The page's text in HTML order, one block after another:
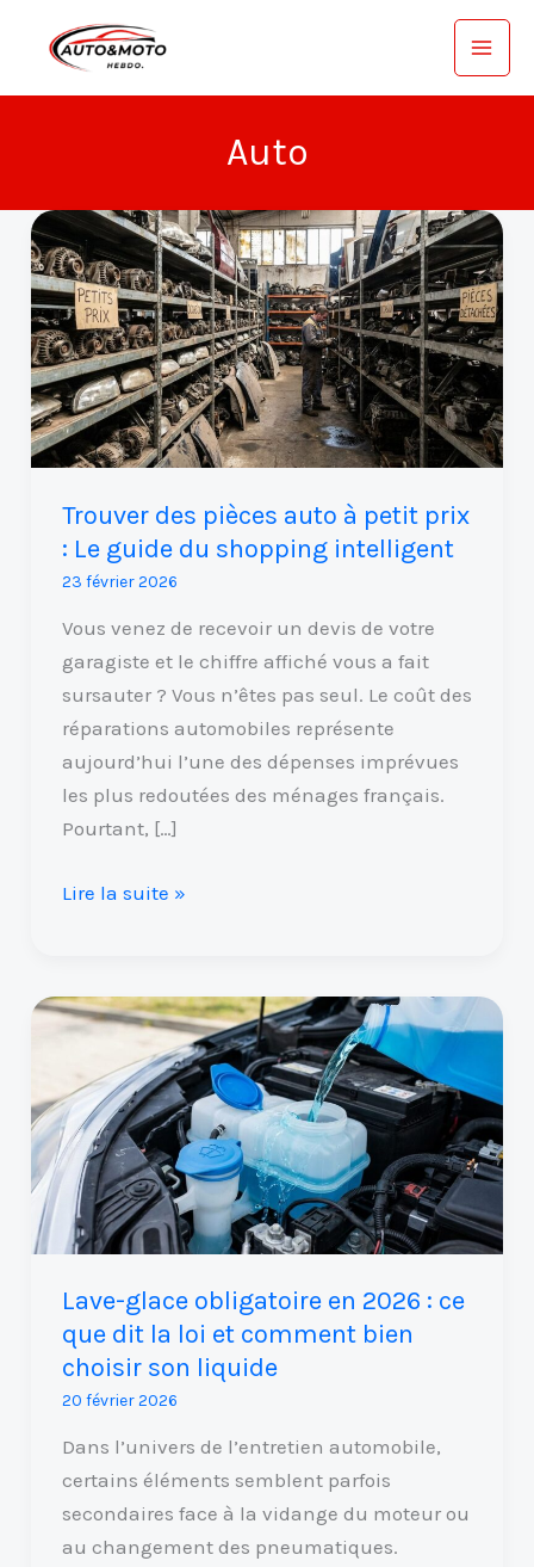
Auto
Trouver des pièces auto à petit prix
: Le guide du shopping intelligent
23 février 2026
Vous venez de recevoir un devis de votre
garagiste et le chiffre affiché vous a fait
sursauter ? Vous n’êtes pas seul. Le coût des
réparations automobiles représente
aujourd’hui l’une des dépenses imprévues
les plus redoutées des ménages français.
Pourtant, […]
Trouver
des
pièces
auto
à
petit
prix
:
guide
du
shopping
intelligent
Lire la suite »
Lave-glace obligatoire en 2026 : ce
que dit la loi et comment bien
choisir son liquide
20 février 2026
Dans l’univers de l’entretien automobile,
certains éléments semblent parfois
secondaires face à la vidange du moteur ou
au changement des pneumatiques.
Lave-
obligatoire
en
2026
:
ce
que
la
loi
et
comment
bien
choisir
son
liquide